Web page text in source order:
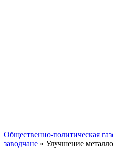
Общественно-политическая
заводчане » Улучшение